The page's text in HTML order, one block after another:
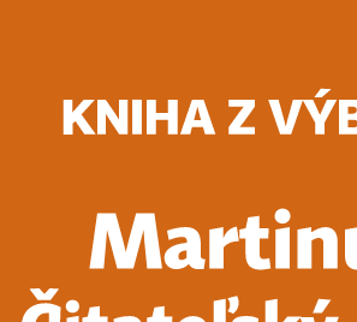
Vyhľadávanie
Prihlásiť
Vyhľadávanie